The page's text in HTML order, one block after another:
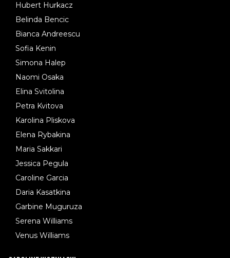
Hubert Hurkacz
Belinda Bencic
Bianca Andreescu
Sofia Kenin
Simona Halep
Naomi Osaka
Elina Svitolina
Petra Kvitova
Karolina Pliskova
Elena Rybakina
Maria Sakkari
Jessica Pegula
Caroline Garcia
Daria Kasatkina
Garbine Muguruza
Serena Williams
Venus Williams